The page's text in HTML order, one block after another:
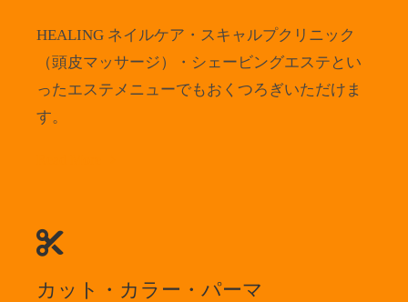
HEALING ネイルケア・スキャルプクリニック
（頭皮マッサージ）・シェービングエステとい
ったエステメニューでもおくつろぎいただけま
す。
カット・カラー・パーマ